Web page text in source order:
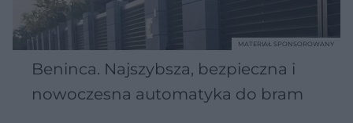
Beninca. Najszybsza, bezpieczna i
nowoczesna automatyka do bram
MATERIAŁ SPONSOROWANY